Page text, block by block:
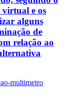
e os
alguns
de
relação ao
multimetro